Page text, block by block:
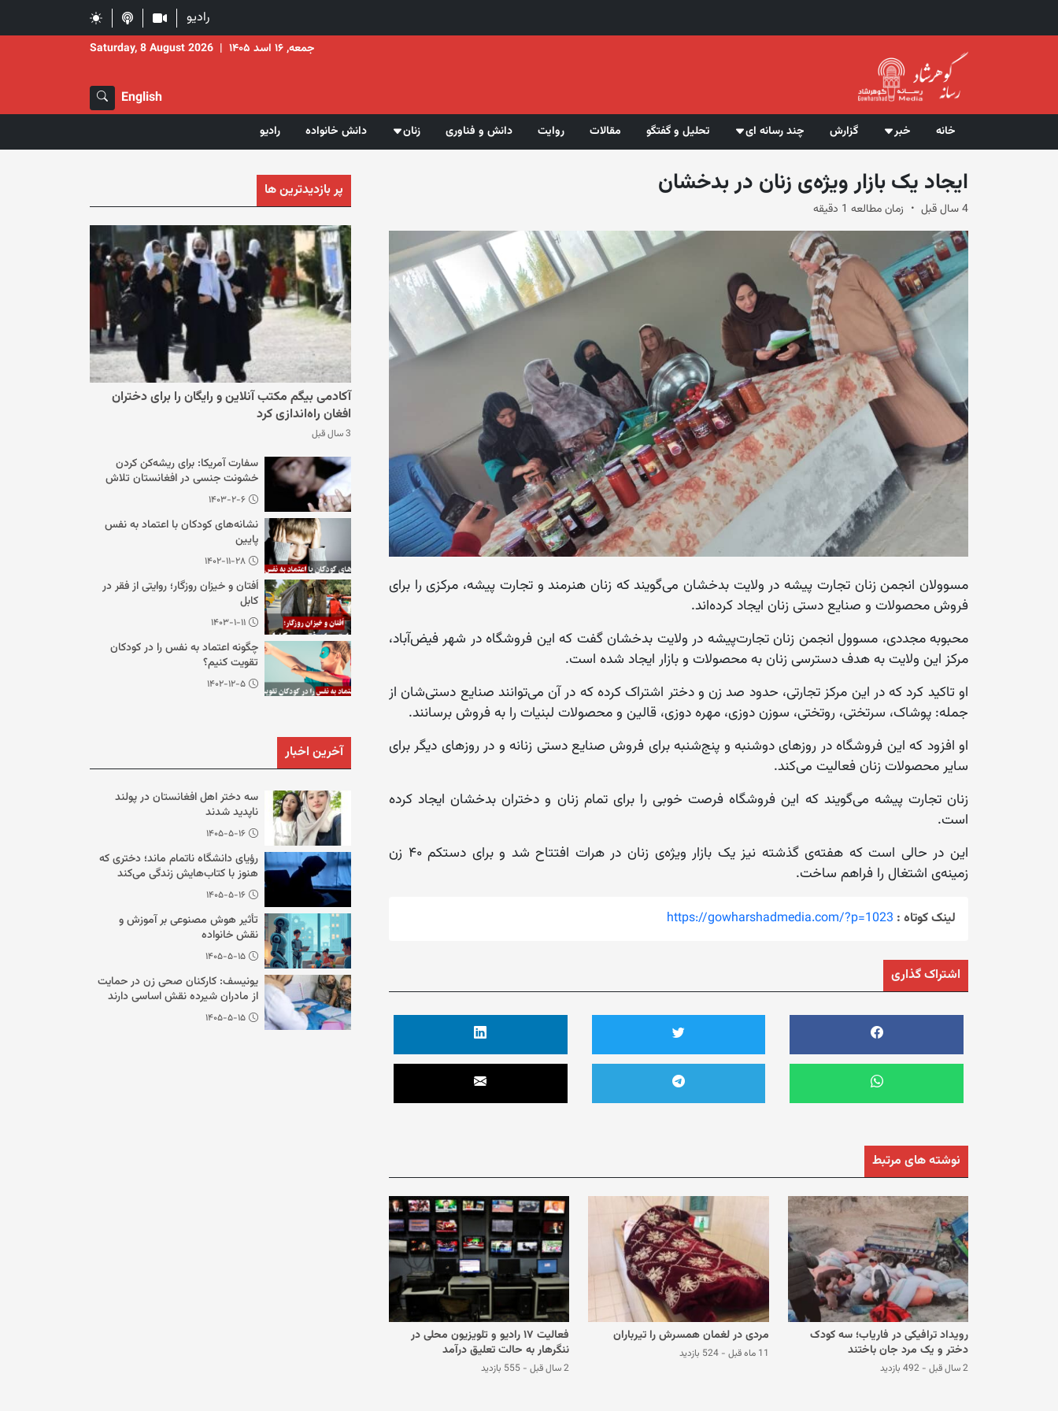
رادیو
جمعه, ۱۶ اسد ۱۴۰۵ |
Saturday, 8 August 2026
English
خانه خبر گزارش چند رسانه ای تحلیل و گفتگو مقالات روایت دانش و فناوری زنان دانش خانواده رادیو
ایجاد یک بازار ویژه‌ی زنان در بدخشان
4 سال قبل زمان مطالعه 1 دقیقه
مسوولان انجمن زنان تجارت‌ پیشه در ولایت بدخشان می‌گویند که زنان هنرمند و تجارت‌‌ پیشه، مرکزی را برای
فروش محصولات و صنایع دستی زنان ایجاد کرده‌اند.
محبوبه مجددی، مسوول انجمن زنان تجارت‌پیشه در ولایت بدخشان گفت که این فروشگاه در شهر فیض‌آباد،
مرکز این ولایت به هدف دسترسی زنان به محصولات و بازار ایجاد شده است.
او تاکید کرد که در این مرکز تجارتی، حدود صد زن و دختر اشتراک کرده که در آن می‌توانند صنایع دستی‌شان از
جمله: پوشاک، سرتختی، روتختی، سوزن دوزی، مهره دوزی، قالین و محصولات لبنیات را به فروش برسانند.
او افزود که این فروشگاه در روزهای دوشنبه و پنج‌شنبه برای فروش صنایع دستی زنانه و در روزهای دیگر برای
سایر محصولات زنان فعالیت می‌کند.
زنان تجارت پیشه می‌گویند که این فروشگاه فرصت خوبی را برای تمام زنان و دختران بدخشان ایجاد کرده‌
است.
این در حالی است که هفته‌ی گذشته نیز یک بازار ویژه‌ی زنان در هرات افتتاح شد و برای دستکم ۴۰ زن
زمینه‌ی اشتغال را فراهم ساخت.
لینک کوتاه : https://gowharshadmedia.com/?p=1023
اشتراک گذاری
نوشته های مرتبط
رویداد ترافیکی در فاریاب؛ سه کودک
دختر و یک مرد جان باختند
2 سال قبل - 492 بازدید
مردی در لغمان همسرش را تیرباران
11 ماه قبل - 524 بازدید
فعالیت ۱۷ رادیو و تلویزیون محلی در
ننگرهار به حالت تعلیق درآمد
2 سال قبل - 555 بازدید
پر بازدیدترین ها
آکادمی بیگم مکتب آنلاین و رایگان را برای دختران
افغان راه‌اندازی کرد
3 سال قبل
سفارت آمریکا: برای ریشه‌کن کردن
خشونت جنسی در افغانستان تلاش
می‌کنیم
۱۴۰۳-۲-۶
نشانه‌های کودکان با اعتماد به نفس
پایین
۱۴۰۲-۱۱-۲۸
اُفتان و خیزان روزگار؛ روایتی از فقر در
کابل
۱۴۰۳-۱-۱۱
چگونه اعتماد به نفس را در کودکان
تقویت کنیم؟
۱۴۰۲-۱۲-۵
آخرین اخبار
سه دختر اهل افغانستان در پولند
ناپدید شدند
۱۴۰۵-۵-۱۶
رؤیای دانشگاه ناتمام ماند؛ دختری که
هنوز با کتاب‌هایش زندگی می‌کند
۱۴۰۵-۵-۱۶
تأثیر هوش مصنوعی بر آموزش و
نقش خانواده
۱۴۰۵-۵-۱۵
یونیسف: کارکنان صحی زن در حمایت
از مادران شیرده نقش اساسی دارند
۱۴۰۵-۵-۱۵